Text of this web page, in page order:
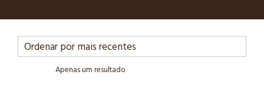
Apenas um resultado